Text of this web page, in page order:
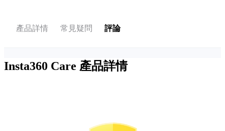
產品詳情 常見疑問 評論
Insta360 Care 產品詳情